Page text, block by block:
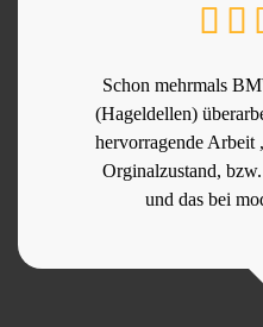
Schon mehrmals
(Hageldellen)
hervorragende Arbeit
Orginalzustand,
und das bei